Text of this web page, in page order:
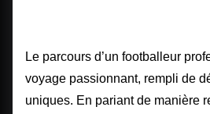
Le parcours d’un footballeur
voyage passionnant, rempli de
uniques. En pariant de manière